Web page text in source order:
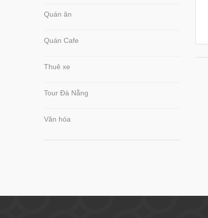
Quán ăn
Quán Cafe
Thuê xe
Tour Đà Nẵng
Văn hóa